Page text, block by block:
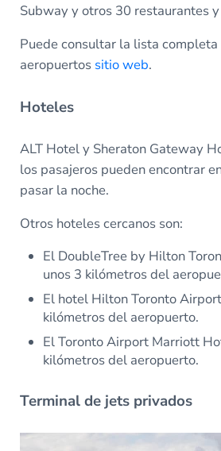
Subway y otros 30 restaurantes
Puede consultar la lista
aeropuertos sitio web.
Hoteles
ALT Hotel y Sheraton Gateway
los pasajeros pueden encontrar
pasar la noche.
Otros hoteles cercanos son:
El DoubleTree by Hilton
unos 3 kilómetros del
El hotel Hilton Toronto
kilómetros del aeropuerto.
El Toronto Airport Marriott
kilómetros del aeropuerto.
Terminal de jets privados